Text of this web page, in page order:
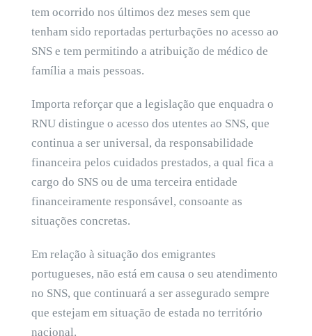
tem ocorrido nos últimos dez meses sem que
tenham sido reportadas perturbações no acesso ao
SNS e tem permitindo a atribuição de médico de
família a mais pessoas.
Importa reforçar que a legislação que enquadra o
RNU distingue o acesso dos utentes ao SNS, que
continua a ser universal, da responsabilidade
financeira pelos cuidados prestados, a qual fica a
cargo do SNS ou de uma terceira entidade
financeiramente responsável, consoante as
situações concretas.
Em relação à situação dos emigrantes
portugueses, não está em causa o seu atendimento
no SNS, que continuará a ser assegurado sempre
que estejam em situação de estada no território
nacional.